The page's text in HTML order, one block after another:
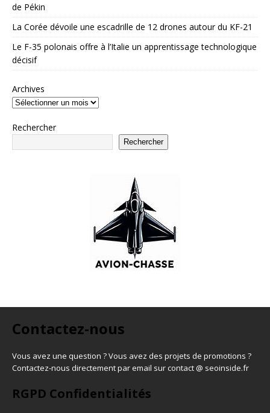
de Pékin
La Corée dévoile une escadrille de 12 drones autour du KF-21
Le F-35 polonais offre à l’Italie un apprentissage technologique
décisif
Archives
Rechercher
Rechercher
Contactez-nous
Vous avez une question ? Vous avez des projets de promotions ?
Contactez-nous directement par email sur contact @ seoinside.fr
RGPD Confidentialités